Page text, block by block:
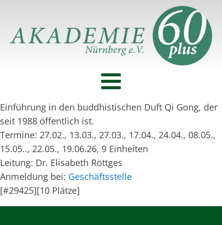
Einführung in den buddhistischen Duft Qi Gong, der
seit 1988 öffentlich ist.
Termine: 27.02., 13.03., 27.03., 17.04., 24.04., 08.05.,
15.05.., 22.05., 19.06.26, 9 Einheiten
Leitung: Dr. Elisabeth Röttges
Anmeldung bei: Geschäftsstelle
[#29425][10 Plätze]